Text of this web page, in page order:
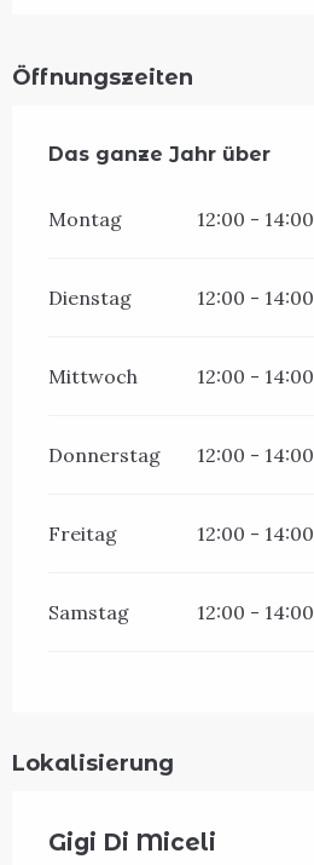
Öffnungszeiten
Das ganze Jahr über
Das ganze Jahr über
Montag 12:00 - 14:00
Dienstag 12:00 - 14:00
Mittwoch 12:00 - 14:00
Donnerstag 12:00 - 14:00
Freitag 12:00 - 14:00
Samstag 12:00 - 14:00
Lokalisierung
Gigi Di Miceli